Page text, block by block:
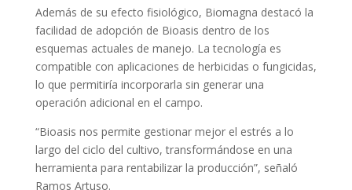
Además de su efecto fisiológico, Biomagna destacó la
facilidad de adopción de Bioasis dentro de los
esquemas actuales de manejo. La tecnología es
compatible con aplicaciones de herbicidas o fungicidas,
lo que permitiría incorporarla sin generar una
operación adicional en el campo.
“Bioasis nos permite gestionar mejor el estrés a lo
largo del ciclo del cultivo, transformándose en una
herramienta para rentabilizar la producción”, señaló
Ramos Artuso.